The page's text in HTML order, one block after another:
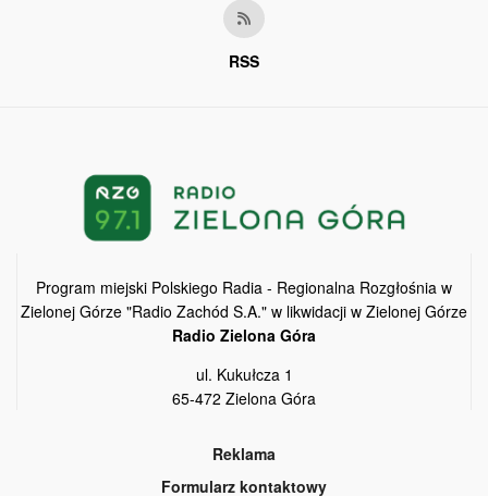
RSS
Program miejski Polskiego Radia - Regionalna Rozgłośnia w
Zielonej Górze "Radio Zachód S.A." w likwidacji w Zielonej Górze
Radio Zielona Góra
ul. Kukułcza 1
65-472 Zielona Góra
Reklama
Formularz kontaktowy